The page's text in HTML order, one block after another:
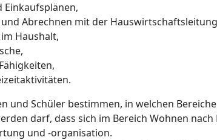
Einkaufsplänen,
Abrechnen mit der
Haushalt,
und Schüler bestimmen, in welchen
darf, dass sich im Bereich Wohnen
und -organisation.